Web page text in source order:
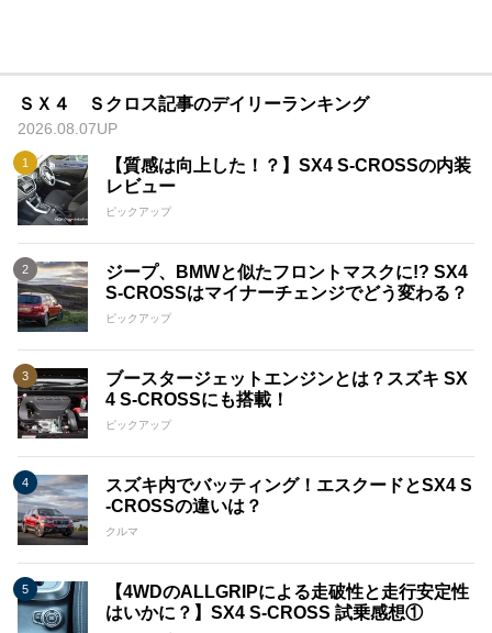
ＳＸ４ Ｓクロス記事のデイリーランキング
2026.08.07UP
【質感は向上した！？】SX4 S-CROSSの内装
レビュー
ピックアップ
ジープ、BMWと似たフロントマスクに!? SX4
S-CROSSはマイナーチェンジでどう変わる？
ピックアップ
ブースタージェットエンジンとは？スズキ SX
4 S-CROSSにも搭載！
ピックアップ
スズキ内でバッティング！エスクードとSX4 S
-CROSSの違いは？
クルマ
【4WDのALLGRIPによる走破性と走行安定性
はいかに？】SX4 S-CROSS 試乗感想①